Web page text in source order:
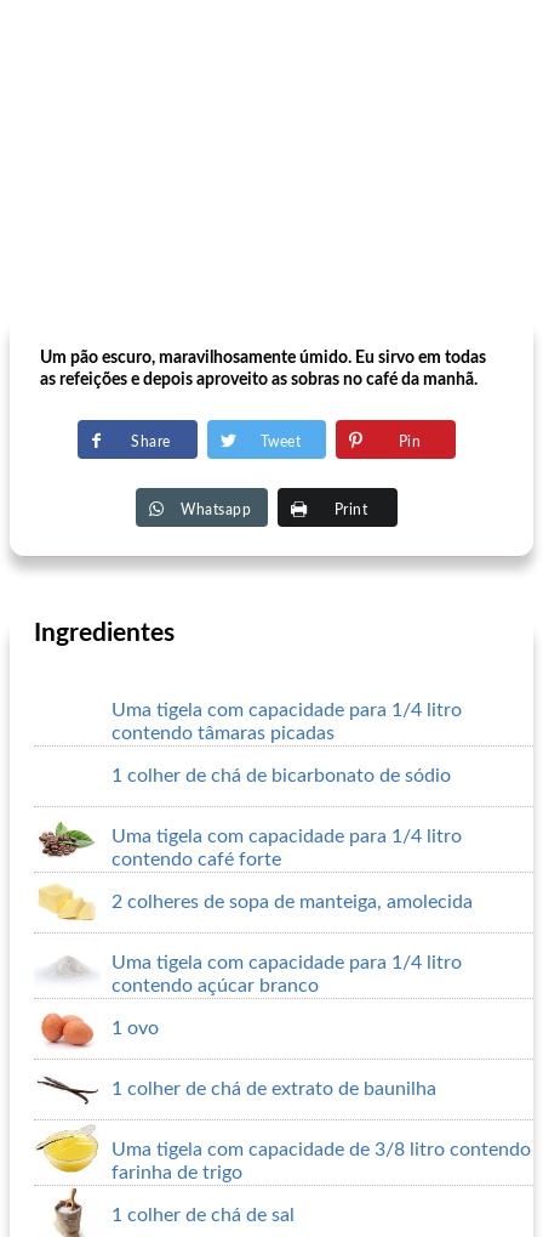
Um pão escuro, maravilhosamente úmido. Eu sirvo em todas
as refeições e depois aproveito as sobras no café da manhã.
Share Tweet Pin
Whatsapp Print
Ingredientes
Uma tigela com capacidade para 1/4 litro
contendo tâmaras picadas
1 colher de chá de bicarbonato de sódio
Uma tigela com capacidade para 1/4 litro
contendo café forte
2 colheres de sopa de manteiga, amolecida
Uma tigela com capacidade para 1/4 litro
contendo açúcar branco
1 ovo
1 colher de chá de extrato de baunilha
Uma tigela com capacidade de 3/8 litro contendo
farinha de trigo
1 colher de chá de sal